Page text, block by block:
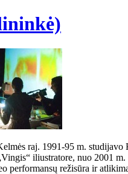
raj. 1991-95 m.
iliustratore, nuo 2001
performansų režisūra ir